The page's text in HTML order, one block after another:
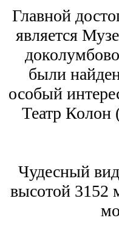
Главной
является
были
особый
Театр Колон
Чудесный
высотой 3152